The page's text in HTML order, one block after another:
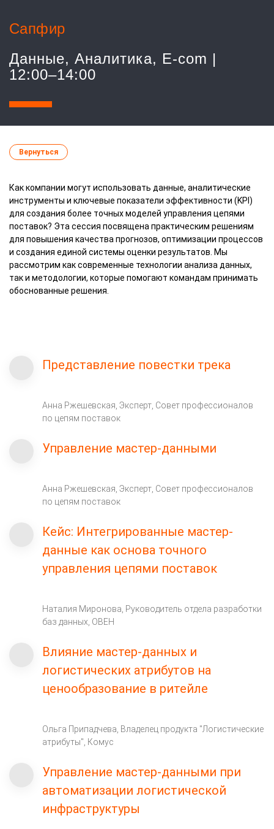
Сапфир
Данные, Аналитика, E-com |
12:00–14:00
Вернуться
Как компании могут использовать данные, аналитические
инструменты и ключевые показатели эффективности (KPI)
для создания более точных моделей управления цепями
поставок? Эта сессия посвящена практическим решениям
для повышения качества прогнозов, оптимизации процессов
и создания единой системы оценки результатов. Мы
рассмотрим как современные технологии анализа данных,
так и методологии, которые помогают командам принимать
обоснованные решения.
Представление повестки трека
Анна Ржешевская, Эксперт, Совет профессионалов
по цепям поставок
Управление мастер-данными
Анна Ржешевская, Эксперт, Совет профессионалов
по цепям поставок
Кейс: Интегрированные мастер-
данные как основа точного
управления цепями поставок
Наталия Миронова, Руководитель отдела разработки
баз данных, ОВЕН
Влияние мастер-данных и
логистических атрибутов на
ценообразование в ритейле
Ольга Припадчева, Владелец продукта "Логистические
атрибуты", Комус
Управление мастер-данными при
автоматизации логистической
инфраструктуры